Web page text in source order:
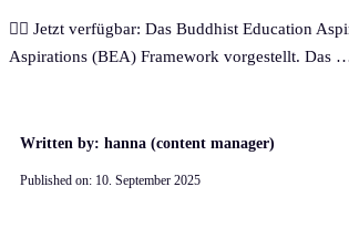
🧘‍♀️ Jetzt verfügbar: Das Buddhist Education
Aspirations (BEA) Framework vorgestellt. Das
Written by: hanna (content manager)
Published on: 10. September 2025